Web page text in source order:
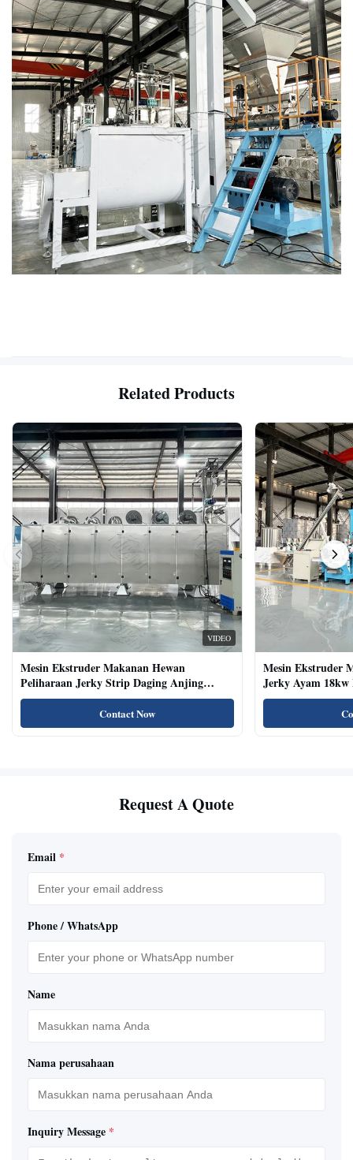
Related Products
VIDEO
Mesin Ekstruder Makanan Hewan
Peliharaan Jerky Strip Daging Anjing
Dengan Sistem Baki Otomatis
Contact Now
Mesin Ekstruder
Jerky Ayam
Kucing Kering
Request A Quote
Email *
Phone / WhatsApp
Name
Nama perusahaan
Inquiry Message *